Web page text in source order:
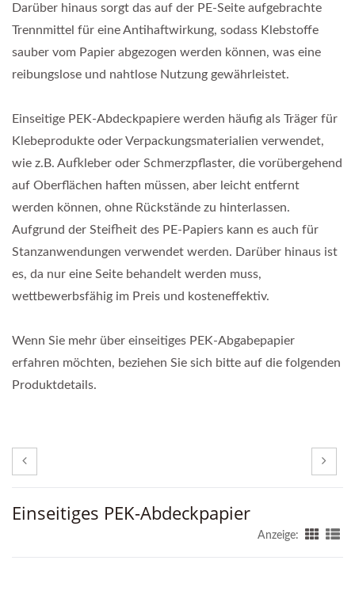
Darüber hinaus sorgt das auf der PE-Seite aufgebrachte
Trennmittel für eine Antihaftwirkung, sodass Klebstoffe
sauber vom Papier abgezogen werden können, was eine
reibungslose und nahtlose Nutzung gewährleistet.
Einseitige PEK-Abdeckpapiere werden häufig als Träger für
Klebeprodukte oder Verpackungsmaterialien verwendet,
wie z.B. Aufkleber oder Schmerzpflaster, die vorübergehend
auf Oberflächen haften müssen, aber leicht entfernt
werden können, ohne Rückstände zu hinterlassen.
Aufgrund der Steifheit des PE-Papiers kann es auch für
Stanzanwendungen verwendet werden. Darüber hinaus ist
es, da nur eine Seite behandelt werden muss,
wettbewerbsfähig im Preis und kosteneffektiv.
Wenn Sie mehr über einseitiges PEK-Abgabepapier
erfahren möchten, beziehen Sie sich bitte auf die folgenden
Produktdetails.
Einseitiges PEK-Abdeckpapier
Anzeige: